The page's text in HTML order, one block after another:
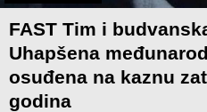
FAST Tim i
Uhapšena
osuđena na kaznu
godina